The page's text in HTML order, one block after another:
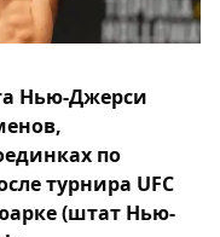
Нью-Джерси
по
турнира UFC
(штат Нью-